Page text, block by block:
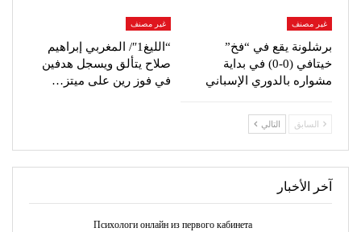
غير مصنف
برشلونة يقع في “فخ”
خيتافي (0-0) في بداية
مشواره بالدوري الإسباني
غير مصنف
“الليغ1″/ المغربي إبراهيم
صلاح يتألق ويسجل هدفين
في فوز رين على ميتز…
السابق التالي
آخر الأخبار
Психологи онлайн из первого кабинета